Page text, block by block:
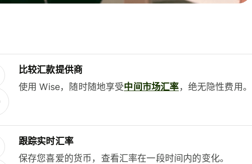
比较汇款提供商
使用 Wise，随时随地享受中间市场汇率，绝无隐性费用。
跟踪实时汇率
保存您喜爱的货币，查看汇率在一段时间内的变化。